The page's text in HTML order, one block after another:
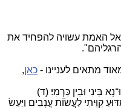
האמת עשויה להפחיד את
מתאים לעניינו - כאן,
בֵּינִי וּבֵין כַּרְמִי׃ (ד)
קִוֵּיתִי לַעֲשׂוֹת עֲנָבִים וַיַּעַשׂ